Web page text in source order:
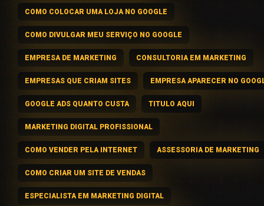
COMO COLOCAR UMA LOJA NO GOOGLE
COMO DIVULGAR MEU SERVIÇO NO GOOGLE
EMPRESA DE MARKETING CONSULTORIA EM MARKETING
EMPRESAS QUE CRIAM SITES EMPRESA APARECER NO
GOOGLE ADS QUANTO CUSTA TITULO AQUI
MARKETING DIGITAL PROFISSIONAL
COMO VENDER PELA INTERNET ASSESSORIA DE MARKETING
COMO CRIAR UM SITE DE VENDAS
ESPECIALISTA EM MARKETING DIGITAL